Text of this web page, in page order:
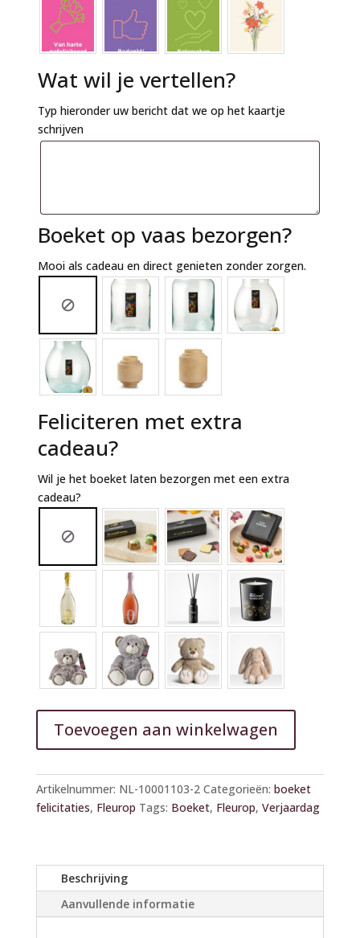
Wat wil je vertellen?
Typ hieronder uw bericht dat we op het kaartje
schrijven
Boeket op vaas bezorgen?
Mooi als cadeau en direct genieten zonder zorgen.
Feliciteren met extra
cadeau?
Wil je het boeket laten bezorgen met een extra
cadeau?
Toevoegen aan winkelwagen
l
t
e
a
t
Artikelnummer: NL-10001103-2 Categorieën: boeket
felicitaties, Fleurop Tags: Boeket, Fleurop, Verjaardag
Beschrijving
Aanvullende informatie